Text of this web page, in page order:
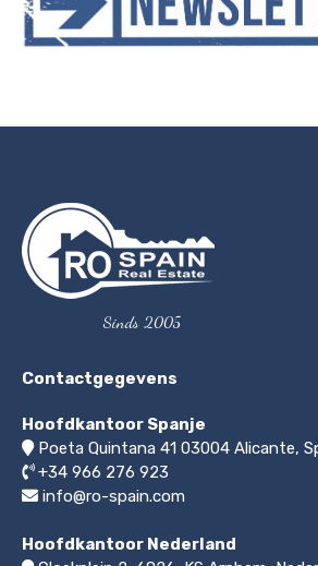
Sinds 2005
Contactgegevens
Hoofdkantoor Spanje
Poeta Quintana 41 03004 Alicante,
+34 966 276 923
info@ro-spain.com
Hoofdkantoor Nederland